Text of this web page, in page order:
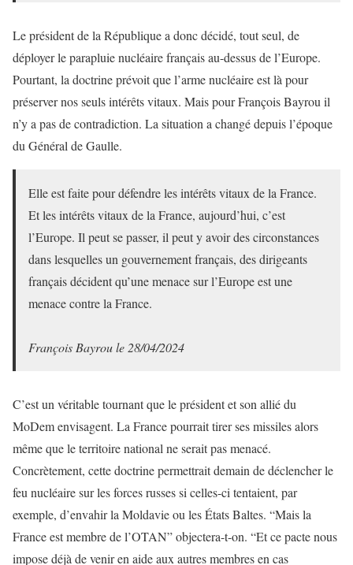
Le président de la République a donc décidé, tout seul, de
déployer le parapluie nucléaire français au-dessus de l’Europe.
Pourtant, la doctrine prévoit que l’arme nucléaire est là pour
préserver nos seuls intérêts vitaux. Mais pour François Bayrou il
n’y a pas de contradiction. La situation a changé depuis l’époque
du Général de Gaulle.
Elle est faite pour défendre les intérêts vitaux de la France.
Et les intérêts vitaux de la France, aujourd’hui, c’est
l’Europe. Il peut se passer, il peut y avoir des circonstances
dans lesquelles un gouvernement français, des dirigeants
français décident qu’une menace sur l’Europe est une
menace contre la France.
François Bayrou le 28/04/2024
C’est un véritable tournant que le président et son allié du
MoDem envisagent. La France pourrait tirer ses missiles alors
même que le territoire national ne serait pas menacé.
Concrètement, cette doctrine permettrait demain de déclencher le
feu nucléaire sur les forces russes si celles-ci tentaient, par
exemple, d’envahir la Moldavie ou les États Baltes. “Mais la
France est membre de l’OTAN” objectera-t-on. “Et ce pacte nous
impose déjà de venir en aide aux autres membres en cas